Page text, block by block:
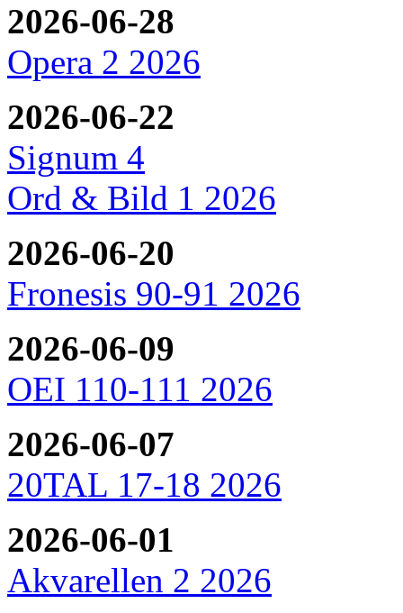
2026-06-28
Opera 2 2026
2026-06-22
Signum 4
Ord & Bild 1 2026
2026-06-20
Fronesis 90-91 2026
2026-06-09
OEI 110-111 2026
2026-06-07
20TAL 17-18 2026
2026-06-01
Akvarellen 2 2026